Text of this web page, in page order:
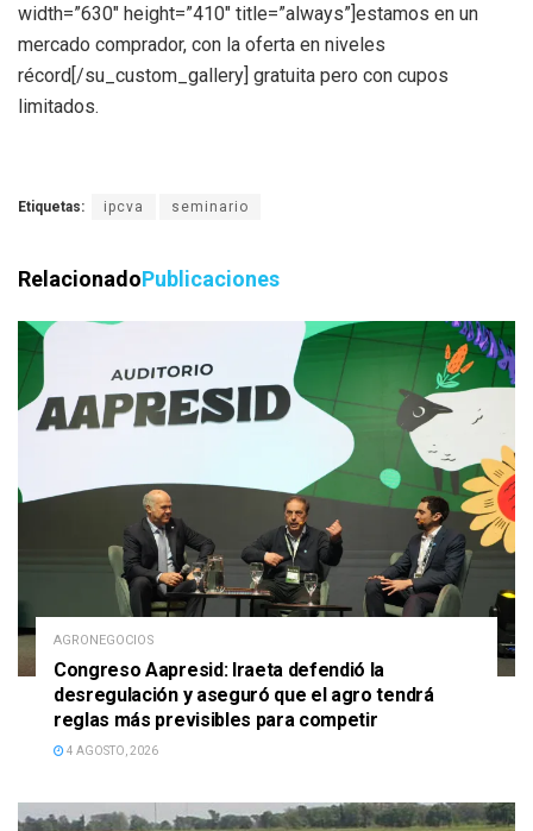
width=”630″ height=”410″ title=”always”]estamos en un
mercado comprador, con la oferta en niveles
récord[/su_custom_gallery] gratuita pero con cupos
limitados.
Etiquetas: ipcva seminario
RelacionadoPublicaciones
AGRONEGOCIOS
Congreso Aapresid: Iraeta defendió la
desregulación y aseguró que el agro tendrá
reglas más previsibles para competir
4 AGOSTO, 2026